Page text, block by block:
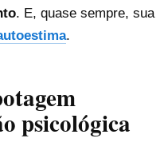
. E, quase sempre, sua
.
psicológica